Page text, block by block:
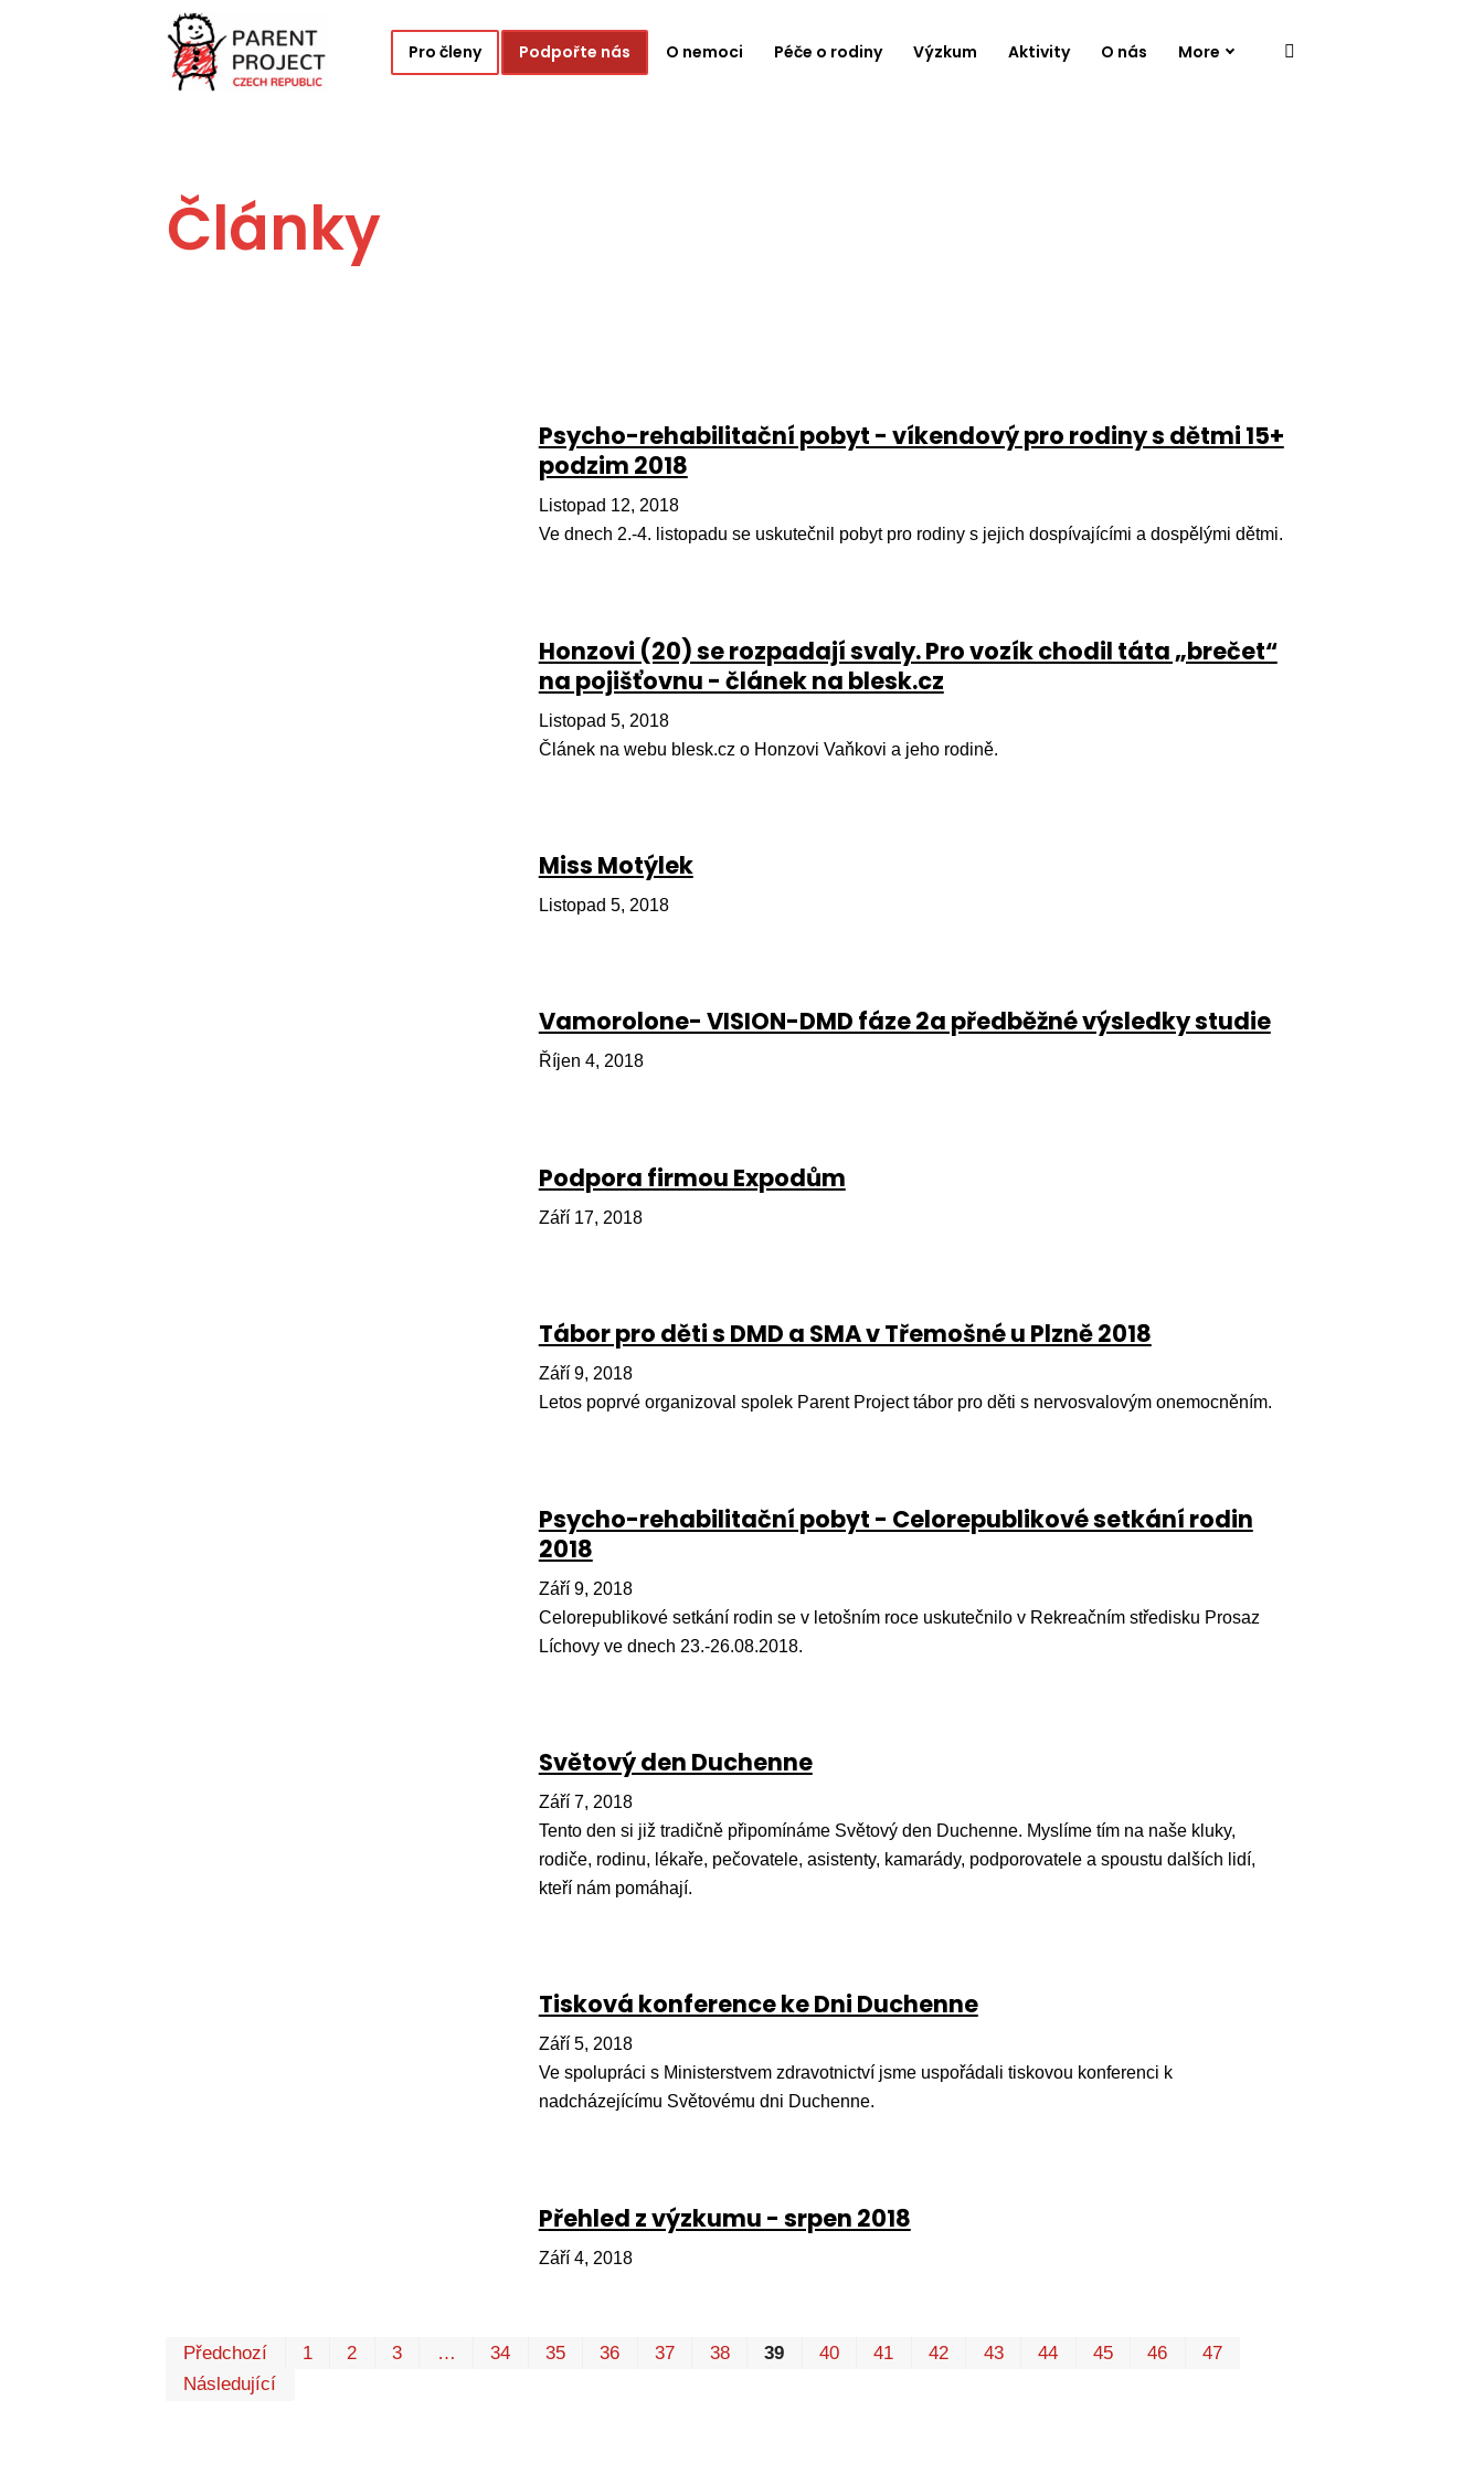
Pro členy Podpořte nás O nemoci Péče o rodiny Výzkum Aktivity O nás More
Články
Psycho-rehabilitační pobyt - víkendový pro rodiny s dětmi 15+
podzim 2018
Listopad 12, 2018
Ve dnech 2.-4. listopadu se uskutečnil pobyt pro rodiny s jejich dospívajícími a dospělými dětmi.
Honzovi (20) se rozpadají svaly. Pro vozík chodil táta „brečet“
na pojišťovnu - článek na blesk.cz
Listopad 5, 2018
Článek na webu blesk.cz o Honzovi Vaňkovi a jeho rodině.
Miss Motýlek
Listopad 5, 2018
Vamorolone- VISION-DMD fáze 2a předběžné výsledky studie
Říjen 4, 2018
Podpora firmou Expodům
Září 17, 2018
Tábor pro děti s DMD a SMA v Třemošné u Plzně 2018
Září 9, 2018
Letos poprvé organizoval spolek Parent Project tábor pro děti s nervosvalovým onemocněním.
Psycho-rehabilitační pobyt - Celorepublikové setkání rodin
2018
Září 9, 2018
Celorepublikové setkání rodin se v letošním roce uskutečnilo v Rekreačním středisku Prosaz
Líchovy ve dnech 23.-26.08.2018.
Světový den Duchenne
Září 7, 2018
Tento den si již tradičně připomínáme Světový den Duchenne. Myslíme tím na naše kluky,
rodiče, rodinu, lékaře, pečovatele, asistenty, kamarády, podporovatele a spoustu dalších lidí,
kteří nám pomáhají.
Tisková konference ke Dni Duchenne
Září 5, 2018
Ve spolupráci s Ministerstvem zdravotnictví jsme uspořádali tiskovou konferenci k
nadcházejícímu Světovému dni Duchenne.
Přehled z výzkumu - srpen 2018
Září 4, 2018
Předchozí 1 2 3 … 34 35 36 37 38 39 40 41 42 43 44 45 46
47
Následující